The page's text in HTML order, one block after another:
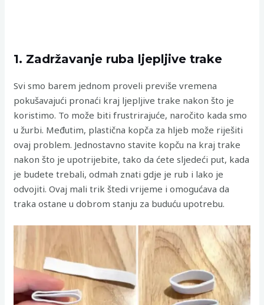
1. Zadržavanje ruba ljepljive trake
Svi smo barem jednom proveli previše vremena
pokušavajući pronaći kraj ljepljive trake nakon što je
koristimo. To može biti frustrirajuće, naročito kada smo
u žurbi. Međutim, plastična kopča za hljeb može riješiti
ovaj problem. Jednostavno stavite kopču na kraj trake
nakon što je upotrijebite, tako da ćete sljedeći put, kada
je budete trebali, odmah znati gdje je rub i lako je
odvojiti. Ovaj mali trik štedi vrijeme i omogućava da
traka ostane u dobrom stanju za buduću upotrebu.